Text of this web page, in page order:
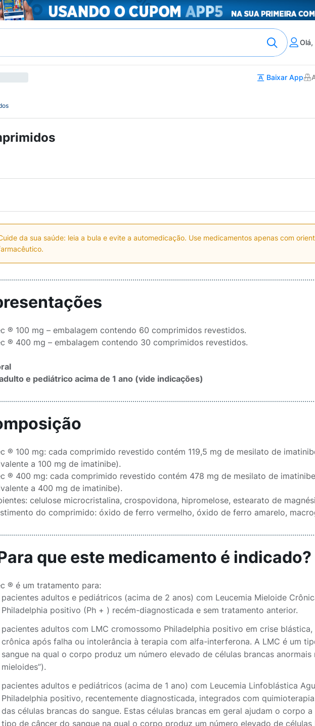
Baixar App
da sua saúde: leia a bula e evite a automedicação. Use medicamentos apenas com
® 100 mg – embalagem contendo 60 comprimidos revestidos.
® 400 mg – embalagem contendo 30 comprimidos revestidos.
e pediátrico acima de 1 ano (vide indicações)
® 100 mg: cada comprimido revestido contém 119,5 mg de mesilato de
a 100 mg de imatinibe).
® 400 mg: cada comprimido revestido contém 478 mg de mesilato de
a 400 mg de imatinibe).
celulose microcristalina, crospovidona, hipromelose, estearato de
do comprimido: óxido de ferro vermelho, óxido de ferro amarelo,
que este medicamento é indicado?
® é um tratamento para:
pacientes adultos e pediátricos (acima de 2 anos) com Leucemia Mieloide
Philadelphia positivo (Ph + ) recém-diagnosticada e sem tratamento anterior.
pacientes adultos com LMC cromossomo Philadelphia positivo em crise
crônica após falha ou intolerância à terapia com alfa-interferona. A LMC é um
sangue na qual o corpo produz um número elevado de células brancas anormais
mieloides”).
pacientes adultos e pediátricos (acima de 1 ano) com Leucemia Linfoblástica
Philadelphia positivo, recentemente diagnosticada, integrados com
das células brancas do sangue. Estas células brancas em geral ajudam o corpo
tipo de câncer do sangue na qual o corpo produz um número elevado de células